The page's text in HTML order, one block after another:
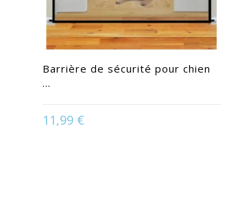
Barrière de sécurité pour chien
...
11,99 €Available in: